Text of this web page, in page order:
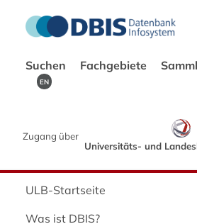
Suchen Fachgebiete
EN
Zugang über
Universitäts- und
ULB-Startseite
Was ist DBIS?